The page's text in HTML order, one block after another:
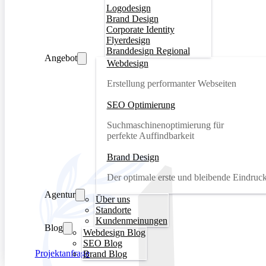
Logodesign
Brand Design
Corporate Identity
Flyerdesign
Branddesign Regional
Angebot
Webdesign
Erstellung performanter Webseiten
SEO Optimierung
Suchmaschinenoptimierung für
perfekte Auffindbarkeit
Brand Design
Der optimale erste und bleibende
Agentur
Über uns
Standorte
Kundenmeinungen
Blog
Webdesign Blog
SEO Blog
Brand Blog
Projektanfrage